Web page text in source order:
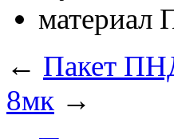
материал
← Пакет
8мк →